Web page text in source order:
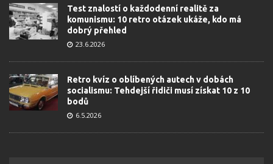
Test znalostí o každodenní realitě za
komunismu: 10 retro otázek ukáže, kdo má
dobrý přehled
23.6.2026
Retro kvíz o oblíbených autech v dobách
socialismu: Tehdejší řidiči musí získat 10 z 10
bodů
6.5.2026